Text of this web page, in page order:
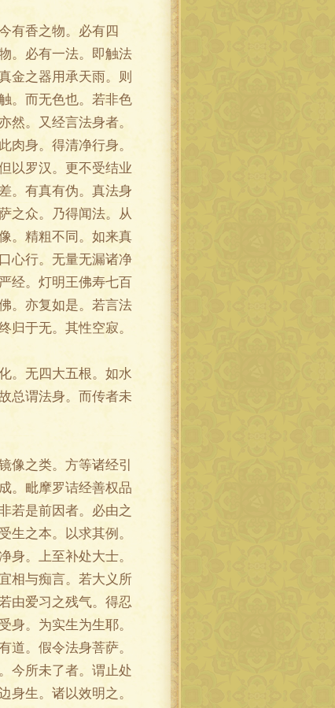
有香之物。必有四
。必有一法。即触法
金之器用承天雨。则
。而无色也。若非色
然。又经言法身者。
肉身。得清净行身。
以罗汉。更不受结业
。有真有伪。真法身
之众。乃得闻法。从
。精粗不同。如来真
心行。无量无漏诸净
经。灯明王佛寿七百
。亦复如是。若言法
归于无。其性空寂。
。无四大五根。如水
总谓法身。而传者未
之类。方等诸经引
。毗摩罗诘经善权品
若是前因者。必由之
生之本。以求其例。
身。上至补处大士。
相与痴言。若大义所
由爱习之残气。得忍
身。为实生为生耶。
道。假令法身菩萨。
今所未了者。谓止处
身生。诸以效明之。